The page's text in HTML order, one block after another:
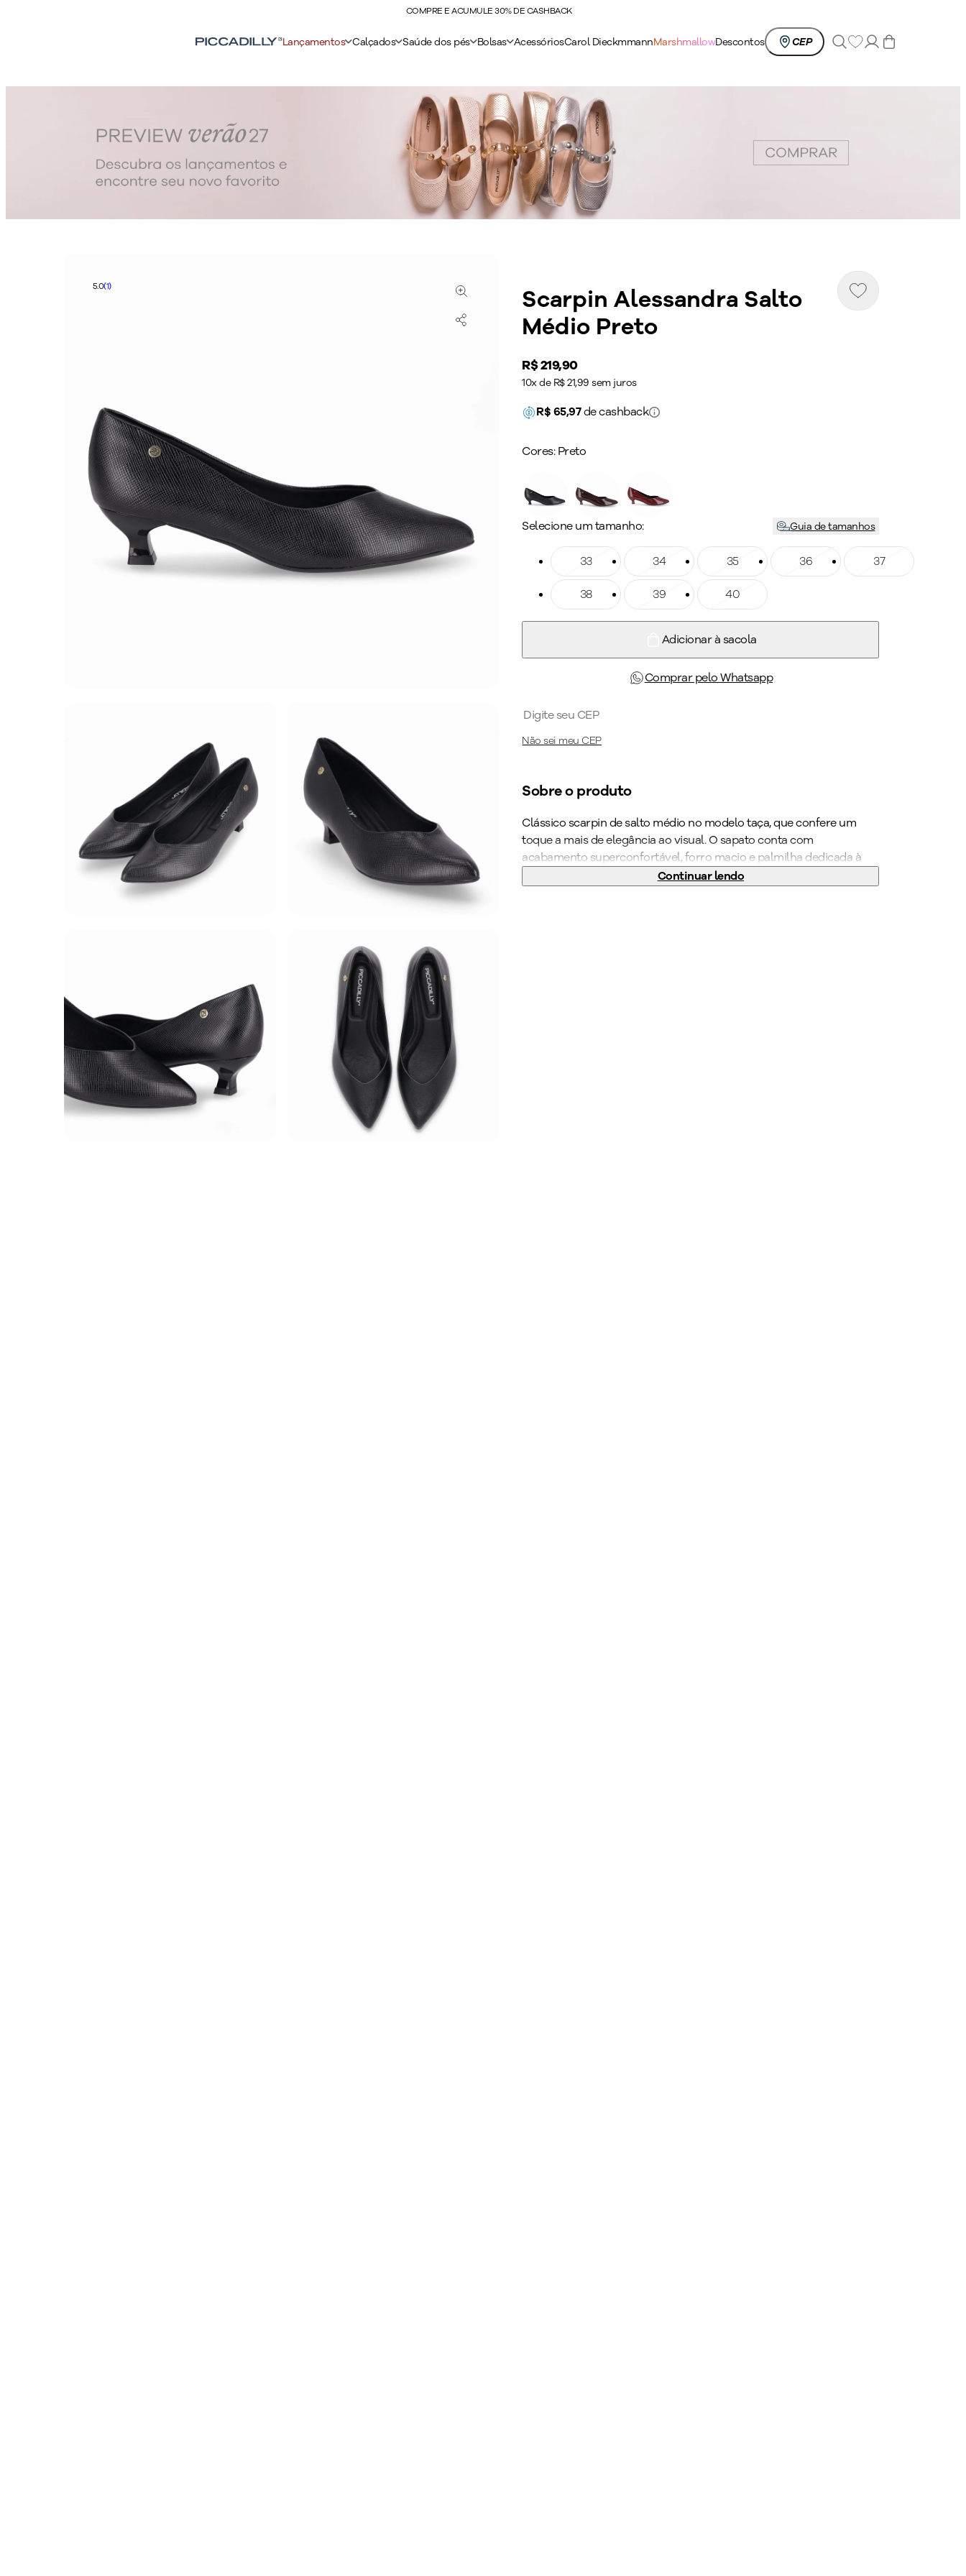
COMPRE E ACUMULE 30% DE CASHBACK
Lançamentos Calçados Saúde dos pés Bolsas AcessóriosCarol DieckmmannMarshmallowDescontos CEP
5.0(1)
Scarpin Alessandra Salto
Médio Preto
Price:
R$ 219,90
10x de R$ 21,99 sem juros
R$65,97de cashback
Cores:Preto
Selecione um tamanho: Guia de tamanhos
Tamanho: 33
33 Tamanho: 34
34 Tamanho: 35
35 Tamanho: 36
36 Tamanho: 37
37
Tamanho: 38
38 Tamanho: 39
39 Tamanho: 40
40
Adicionar à sacola
Comprar pelo Whatsapp
Não sei meu CEP
Sobre o produto
Clássico scarpin de salto médio no modelo taça, que confere um
toque a mais de elegância ao visual. O sapato conta com
acabamento superconfortável, forro macio e palmilha dedicada à
Continuar lendo